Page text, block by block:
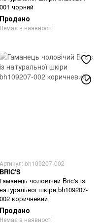
001 чорний
Продано
Немає в наявності
Артикул: bh109207-002
BRIC'S
Гаманець чоловічий Bric's із
натуральної шкіри bh109207-
002 коричневий
Продано
Немає в наявності